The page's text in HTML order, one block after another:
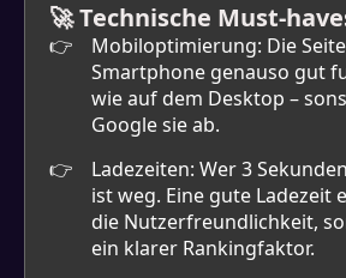
🚀 Technische Must-
Mobiloptimierung: Die
Smartphone genauso gut
wie auf dem Desktop –
Google sie ab.
Ladezeiten: Wer 3
ist weg. Eine gute Ladezeit
die Nutzerfreundlichkeit,
ein klarer Rankingfaktor.